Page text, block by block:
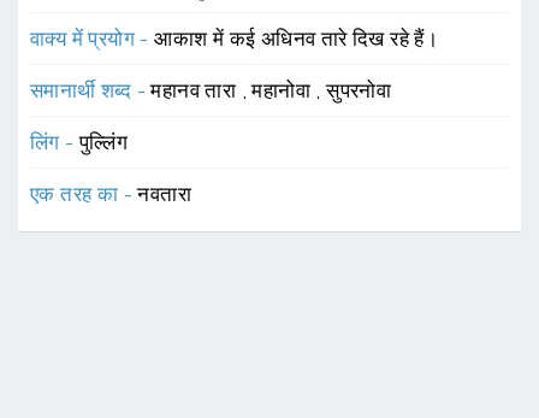
वाक्य में प्रयोग -आकाश में कई अधिनव तारे दिख रहे हैं।
समानार्थी शब्द -महानव तारा ,महानोवा ,सुपरनोवा
लिंग -पुल्लिंग
एक तरह का -नवतारा